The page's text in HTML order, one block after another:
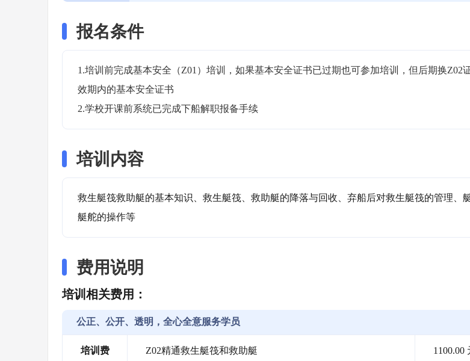
报名条件
1.培训前完成基本安全（Z01）培训，如果基本安全证书已过期也可参加培训，但后期换Z02
效期内的基本安全证书
2.学校开课前系统已完成下船解职报备手续
培训内容
救生艇筏救助艇的基本知识、救生艇筏、救助艇的降落与回收、弃船后对救生艇筏的管理、
艇舵的操作等
费用说明
培训相关费用：
公正、公开、透明，全心全意服务学员
培训费 Z02精通救生艇筏和救助艇 1100.00